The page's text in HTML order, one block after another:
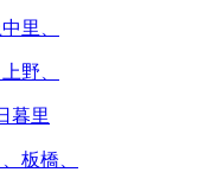
里、
野、
暮里
板橋、